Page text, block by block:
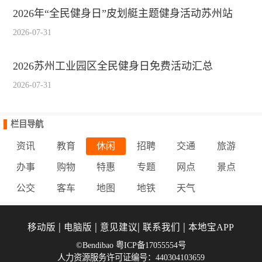
2026年“全民健身日”皮划艇主题健身活动苏州站
2026-07-31
2026苏州工业园区全民健身日免费活动汇总
2026-07-31
栏目导航
资讯 教育 休闲 招聘 交通 旅游
办事 购物 特惠 专题 网点 景点
公交 客车 地图 地铁 天气
移动版 | 电脑版 | 意见建议|联系我们 |本地宝APP
©Bendibao 粤ICP备17055554号
人力资源服务许可证编号：440304103659